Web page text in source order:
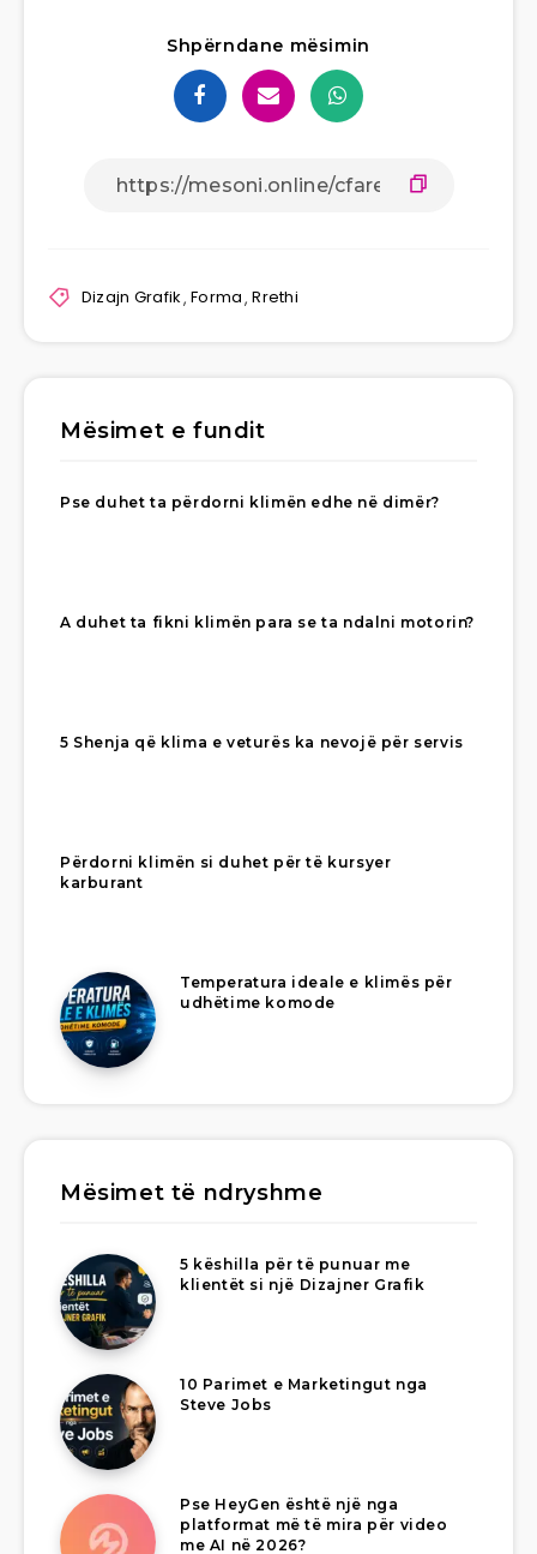
Shpërndane mësimin
Dizajn Grafik,Forma,Rrethi
Mësimet e fundit
Pse duhet ta përdorni klimën edhe në dimër?
A duhet ta fikni klimën para se ta ndalni motorin?
5 Shenja që klima e veturës ka nevojë për servis
Përdorni klimën si duhet për të kursyer
karburant
Temperatura ideale e klimës për
udhëtime komode
Mësimet të ndryshme
5 këshilla për të punuar me
klientët si një Dizajner Grafik
10 Parimet e Marketingut nga
Steve Jobs
Pse HeyGen është një nga
platformat më të mira për video
me AI në 2026?